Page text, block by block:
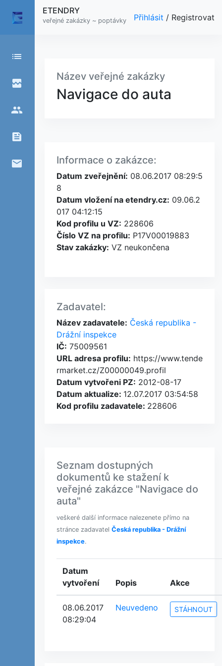
list
broken_image
people
feed
email
ETENDRY
veřejné zakázky ~ poptávky Přihlásit / Registrovat
Název veřejné zakázky
Navigace do auta
Informace o zakázce:
Datum zveřejnění: 08.06.2017 08:29:5
8
Datum vložení na etendry.cz: 09.06.2
017 04:12:15
Kod profilu u VZ: 228606
Číslo VZ na profilu: P17V00019883
Stav zakázky: VZ neukončena
Zadavatel:
Název zadavatele: Česká republika -
Drážní inspekce
IČ: 75009561
URL adresa profilu: https://www.tende
rmarket.cz/Z00000049.profil
Datum vytvořeni PZ: 2012-08-17
Datum aktualize: 12.07.2017 03:54:58
Kod profilu zadavatele: 228606
Seznam dostupných
dokumentů ke stažení k
veřejné zakázce "Navigace do
auta"
veškeré další informace nalezenete přímo na
stránce zadavatel Česká republika - Drážní
inspekce.
Datum
vytvoření
Popis Akce
08.06.2017
08:29:04
Neuvedeno STÁHNOUT